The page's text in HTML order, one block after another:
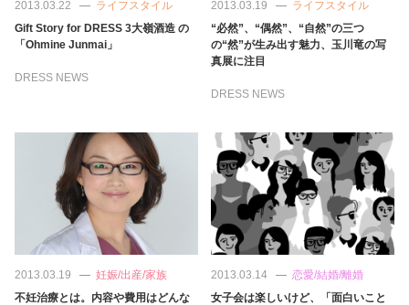
2013.03.22
ライフスタイル
Gift Story for DRESS 3大嶺酒造 の
「Ohmine Junmai」
DRESS NEWS
2013.03.19
ライフスタイル
“必然”、“偶然”、“自然”の三つ
の“然”が生み出す魅力、玉川竜の写
真展に注目
DRESS NEWS
2013.03.19
妊娠/出産/家族
不妊治療とは。内容や費用はどんな
2013.03.14
恋愛/結婚/離婚
女子会は楽しいけど、「面白いこと